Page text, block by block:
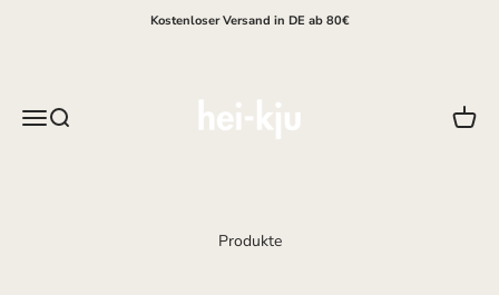
Kostenloser Versand in DE ab 80€
MenüSuche